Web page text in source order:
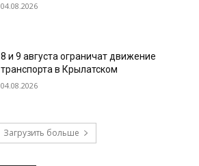
04.08.2026
8 и 9 августа ограничат движение
транспорта в Крылатском
04.08.2026
Загрузить больше